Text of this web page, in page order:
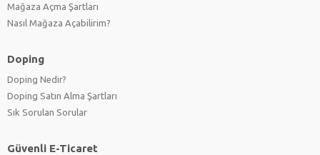
Mağaza Açma Şartları
Nasıl Mağaza Açabilirim?
Doping
Doping Nedir?
Doping Satın Alma Şartları
Sık Sorulan Sorular
Güvenli E-Ticaret